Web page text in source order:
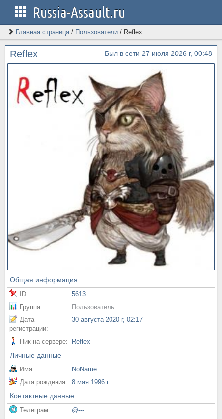
Russia-Assault.ru
Главная страница/ Пользователи / Reflex
Reflex Был в сети 27 июля 2026 г, 00:48
Общая информация
ID:
5613
Группа:
Пользователь
Дата
регистрации:
30 августа 2020 г, 02:17
Ник на сервере: Reflex
Личные данные
Имя:
NoName
Дата рождения:
8 мая 1996 г
Контактные данные
Телеграм: @---